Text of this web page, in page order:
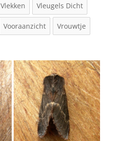
Vlekken Vleugels Dicht
Vooraanzicht Vrouwtje